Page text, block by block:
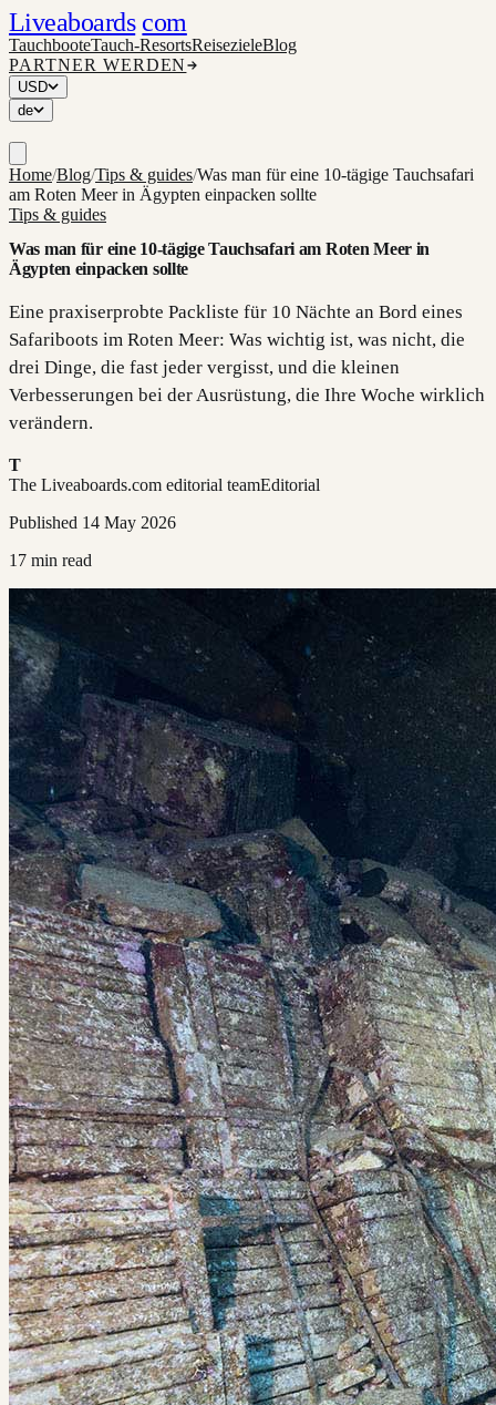
Liveaboards com
TauchbooteTauch-ResortsReisezieleBlog
PARTNER WERDEN
USD
de
Home/Blog/Tips & guides/Was man für eine 10-tägige Tauchsafari
am Roten Meer in Ägypten einpacken sollte
Tips & guides
Was man für eine 10-tägige Tauchsafari am Roten Meer in
Ägypten einpacken sollte
Eine praxiserprobte Packliste für 10 Nächte an Bord eines
Safariboots im Roten Meer: Was wichtig ist, was nicht, die
drei Dinge, die fast jeder vergisst, und die kleinen
Verbesserungen bei der Ausrüstung, die Ihre Woche wirklich
verändern.
T
The Liveaboards.com editorial teamEditorial
Published 14 May 2026
17 min read